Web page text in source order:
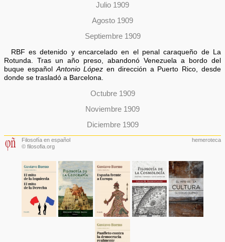
Julio 1909
Agosto 1909
Septiembre 1909
RBF es detenido y encarcelado en el penal caraqueño de La
Rotunda. Tras un año preso, abandonó Venezuela a bordo del
buque español Antonio López en dirección a Puerto Rico, desde
donde se trasladó a Barcelona.
Octubre 1909
Noviembre 1909
Diciembre 1909
Filosofía en español
© filosofia.org
hemeroteca